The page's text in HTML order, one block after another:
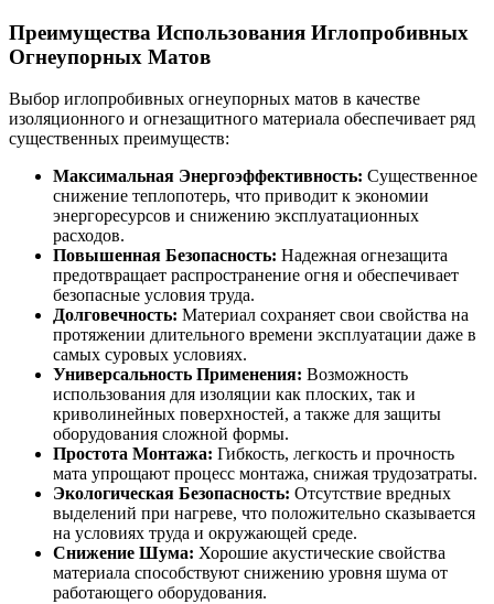
Преимущества Использования Иглопробивных
Огнеупорных Матов
Выбор иглопробивных огнеупорных матов в качестве
изоляционного и огнезащитного материала обеспечивает ряд
существенных преимуществ:
Максимальная Энергоэффективность: Существенное
снижение теплопотерь, что приводит к экономии
энергоресурсов и снижению эксплуатационных
расходов.
Повышенная Безопасность: Надежная огнезащита
предотвращает распространение огня и обеспечивает
безопасные условия труда.
Долговечность: Материал сохраняет свои свойства на
протяжении длительного времени эксплуатации даже в
самых суровых условиях.
Универсальность Применения: Возможность
использования для изоляции как плоских, так и
криволинейных поверхностей, а также для защиты
оборудования сложной формы.
Простота Монтажа: Гибкость, легкость и прочность
мата упрощают процесс монтажа, снижая трудозатраты.
Экологическая Безопасность: Отсутствие вредных
выделений при нагреве, что положительно сказывается
на условиях труда и окружающей среде.
Снижение Шума: Хорошие акустические свойства
материала способствуют снижению уровня шума от
работающего оборудования.